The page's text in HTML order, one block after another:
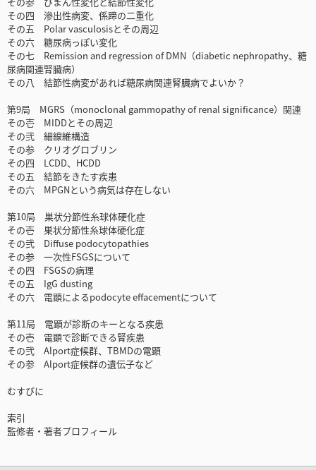
その四 滲出性病変、係蹄の二重化
その五 Polar vasculosisとその周辺
その六 糖尿病っぽい変化
その七 Remission and regression of DMN（diabetic nephropathy、糖
尿病関連腎臓病）
その八 結節性病変があれば糖尿病関連腎臓病でよいか？
第9局 MGRS（monoclonal gammopathy of renal significance）関連
その壱 MIDDとその周辺
その弐 細線維構造
その参 クリオグロブリン
その四 LCDD、HCDD
その五 結節をきたす疾患
その六 MPGNという病気は存在しない
第10局 巣状分節性糸球体硬化症
その壱 巣状分節性糸球体硬化症
その弐 Diffuse podocytopathies
その参 一次性FSGSについて
その四 FSGSの病理
その五 IgG dusting
その六 電顕によるpodocyte effacementについて
第11局 電顕が診断のキーとなる疾患
その壱 電顕で診断できる腎疾患
その弐 Alport症候群、TBMDの電顕
その参 Alport症候群の遺伝子など
むすびに
索引
監修者・著者プロフィール